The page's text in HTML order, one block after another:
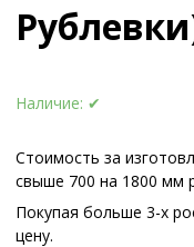
Наличие: ✔
Стоимость за
свыше 700 на 1800 мм
Покупая больше 3-х
цену.